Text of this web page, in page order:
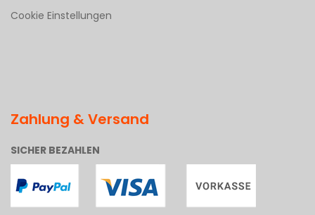
Cookie Einstellungen
Zahlung & Versand
SICHER BEZAHLEN